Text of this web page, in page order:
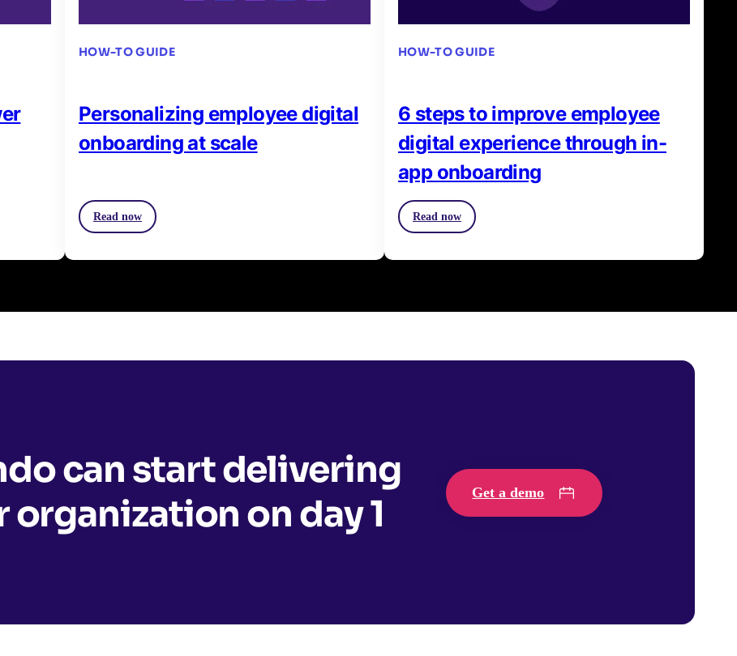
HOW-TO GUIDE
Personalizing employee digital
onboarding at scale
Read now
HOW-TO GUIDE
6 steps to improve employee
digital experience through in-
app onboarding
Read now
can start delivering
organization on day 1
Get a demo